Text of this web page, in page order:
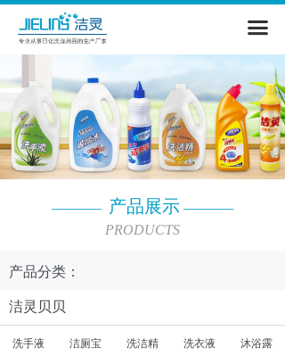
끀
首页
公司简介
视频中心
产品中心
新闻资讯
———— 产品展示 ————
PRODUCTS
产品分类：
洗手液 洁厕宝 洗洁精 洗衣液
沐浴露
洁灵贝贝